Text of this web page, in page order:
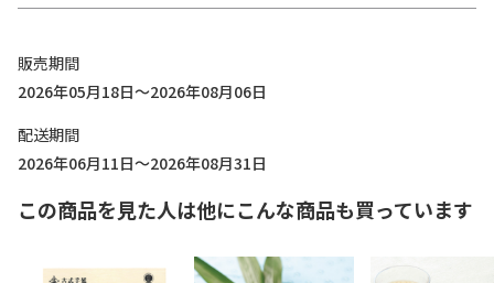
販売期間
2026年05月18日～2026年08月06日
配送期間
2026年06月11日～2026年08月31日
この商品を見た人は他にこんな商品も買っています